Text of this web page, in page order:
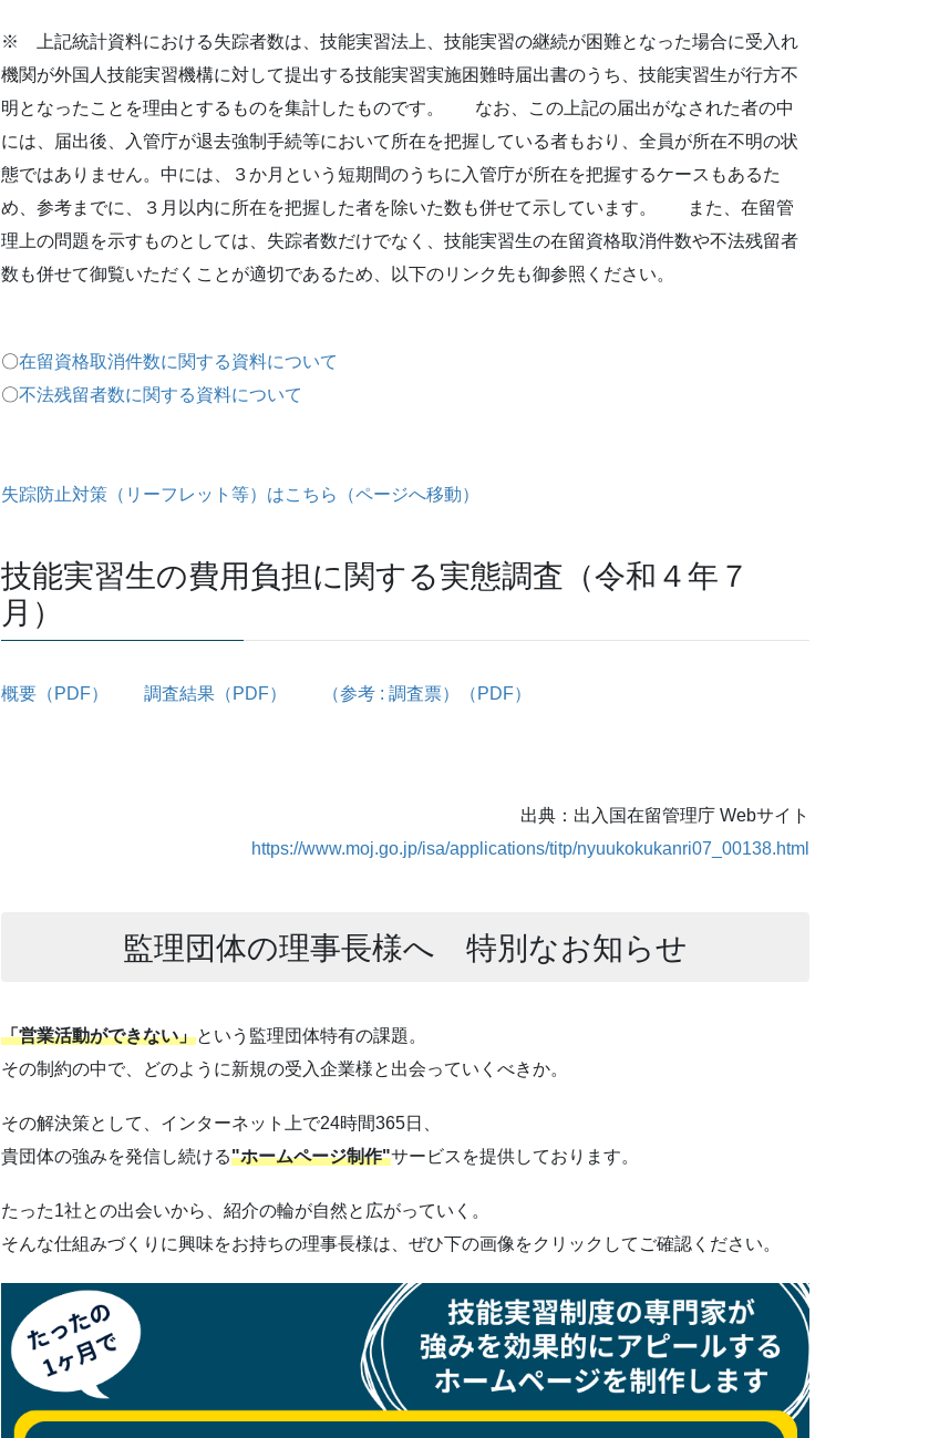
※ 上記統計資料における失踪者数は、技能実習法上、技能実習の継続が困難となった場合に受入れ
機関が外国人技能実習機構に対して提出する技能実習実施困難時届出書のうち、技能実習生が行方不
明となったことを理由とするものを集計したものです。 なお、この上記の届出がなされた者の中
には、届出後、入管庁が退去強制手続等において所在を把握している者もおり、全員が所在不明の状
態ではありません。中には、３か月という短期間のうちに入管庁が所在を把握するケースもあるた
め、参考までに、３月以内に所在を把握した者を除いた数も併せて示しています。 また、在留管
理上の問題を示すものとしては、失踪者数だけでなく、技能実習生の在留資格取消件数や不法残留者
数も併せて御覧いただくことが適切であるため、以下のリンク先も御参照ください。
〇在留資格取消件数に関する資料について
〇不法残留者数に関する資料について
失踪防止対策（リーフレット等）はこちら（ページへ移動）
技能実習生の費用負担に関する実態調査（令和４年７
月）
概要（PDF） 調査結果（PDF） （参考 : 調査票）（PDF）
出典：出入国在留管理庁 Webサイト
https://www.moj.go.jp/isa/applications/titp/nyuukokukanri07_00138.html
監理団体の理事長様へ 特別なお知らせ
「営業活動ができない」という監理団体特有の課題。
その制約の中で、どのように新規の受入企業様と出会っていくべきか。
その解決策として、インターネット上で24時間365日、
貴団体の強みを発信し続ける"ホームページ制作"サービスを提供しております。
たった1社との出会いから、紹介の輪が自然と広がっていく。
そんな仕組みづくりに興味をお持ちの理事長様は、ぜひ下の画像をクリックしてご確認ください。